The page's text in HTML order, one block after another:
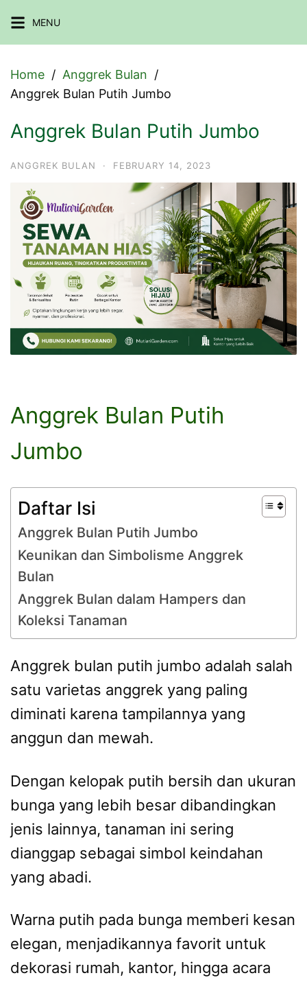
to
MENU
Home
Anggrek Bulan
Anggrek Bulan Putih Jumbo
Anggrek Bulan Putih Jumbo
ANGGREK BULAN · FEBRUARY 14, 2023
Anggrek Bulan Putih
Jumbo
Daftar Isi
Anggrek Bulan Putih Jumbo
Keunikan dan Simbolisme Anggrek
Bulan
Anggrek Bulan dalam Hampers dan
Koleksi Tanaman
Anggrek bulan putih jumbo adalah salah
satu varietas anggrek yang paling
diminati karena tampilannya yang
anggun dan mewah.
Dengan kelopak putih bersih dan ukuran
bunga yang lebih besar dibandingkan
jenis lainnya, tanaman ini sering
dianggap sebagai simbol keindahan
yang abadi.
Warna putih pada bunga memberi kesan
elegan, menjadikannya favorit untuk
dekorasi rumah, kantor, hingga acara